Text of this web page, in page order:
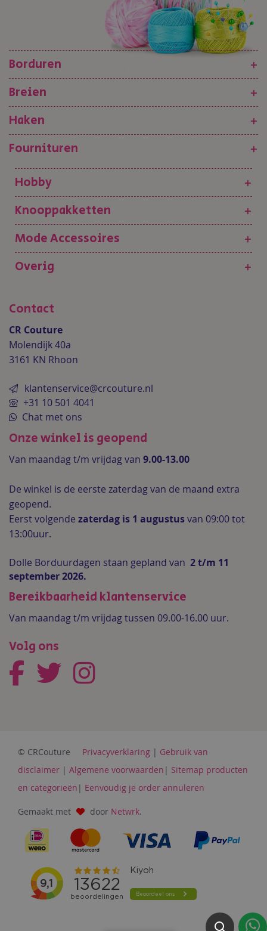
Borduren
+
Breien
+
Haken
+
Fournituren
+
Hobby
+
Knooppakketten
+
Mode Accessoires
+
Overig
+
Contact
CR Couture
Molendijk 40a
3161 KN Rhoon
klantenservice@crcouture.nl
+31 10 501 4041
Chat met ons
Onze winkel is geopend
Van maandag t/m vrijdag van 9.00-13.00
De winkel is de eerste zaterdag van de maand extra
geopend.
Eerst volgende zaterdag is 1 augustusvan 09:00 tot
13:00uur.
Dolle Borduurdagen staan gepland van 2 t/m 11
september 2026.
Bereikbaarheid klantenservice
Van maandag t/m vrijdag tussen 09.00-16.00 uur.
Volg ons
© CRCouture Privacyverklaring | Gebruik van
disclaimer | Algemene voorwaarden | Sitemap producten
en categorieën | Eenvoudig je order annuleren
Gemaakt met door Netwrk.